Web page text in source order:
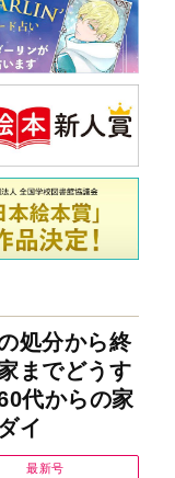
処分から終
までどうす
代からの家
イ
最新号